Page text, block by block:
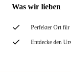
Was wir lieben
Perfekter Ort für
Entdecke den